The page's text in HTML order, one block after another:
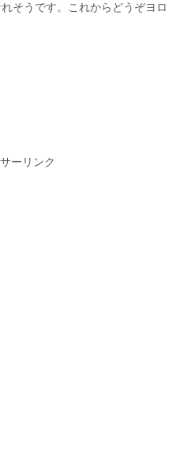
そうです。これからどうぞヨロ
ーリンク